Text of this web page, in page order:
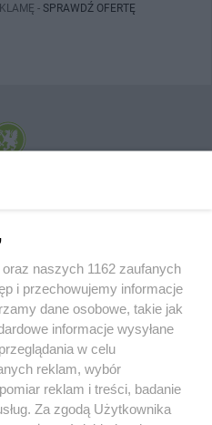
- SPRAWDŹ OFERTĘ
Internetowy Serwis Informacyjny Miasta
HOSTING
RSS FACEBOOK KONTAKT
naszych 1162 zaufanych
i przechowujemy informacje
dane osobowe, takie jak
informacje wysyłane
w celu
reklam, wybór
reklam i treści, badanie
Za zgodą Użytkownika